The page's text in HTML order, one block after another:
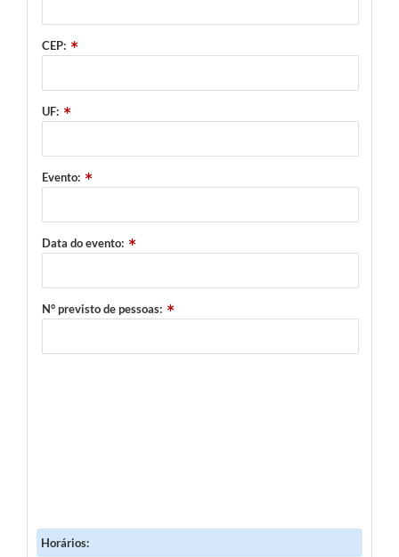
CEP:
UF:
Evento:
Data do evento:
N° previsto de pessoas:
Horários: